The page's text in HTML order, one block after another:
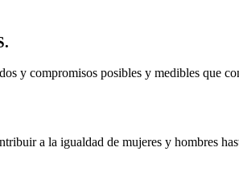
y compromisos posibles y medibles que
a la igualdad de mujeres y hombres